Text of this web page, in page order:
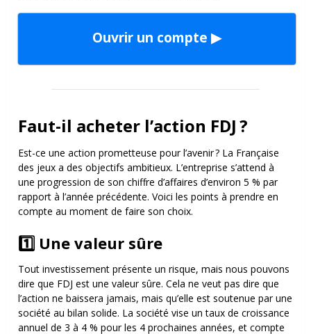
Ouvrir un compte ▶
Faut-il acheter l’action FDJ ?
Est-ce une action prometteuse pour l’avenir ? La Française
des jeux a des objectifs ambitieux. L’entreprise s’attend à
une progression de son chiffre d’affaires d’environ 5 % par
rapport à l’année précédente. Voici les points à prendre en
compte au moment de faire son choix.
1️⃣ Une valeur sûre
Tout investissement présente un risque, mais nous pouvons
dire que FDJ est une valeur sûre. Cela ne veut pas dire que
l’action ne baissera jamais, mais qu’elle est soutenue par une
société au bilan solide. La société vise un taux de croissance
annuel de 3 à 4 % pour les 4 prochaines années, et compte